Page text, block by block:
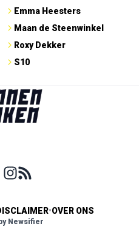
Emma Heesters
Maan de Steenwinkel
Roxy Dekker
S10
•OVER ONS
Newsifier